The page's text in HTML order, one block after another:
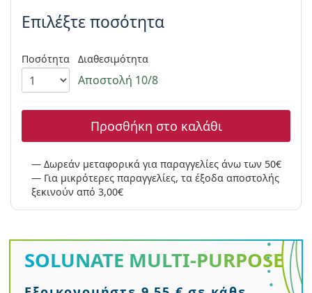
Όλες οι μάρκες
Επιλέξτε ποσότητα
Ποσότητα Διαθεσιμότητα
Αποστολή 10/8
Προσθήκη στο καλάθι
Δωρεάν μεταφορικά για παραγγελίες άνω των 50€
Για μικρότερες παραγγελίες, τα έξοδα αποστολής
ξεκινούν από 3,00€
SOLUNATE MULTI-PURPOSE